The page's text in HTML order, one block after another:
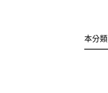
本分